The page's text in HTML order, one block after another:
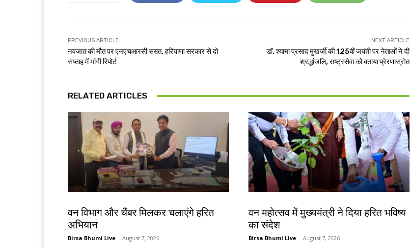
PREVIOUS ARTICLE
नवजात की मौत पर एनएचआरसी सख्त, हरियाणा सरकार से दो
सप्ताह में मांगी रिपोर्ट
NEXT ARTICLE
डॉ. श्यामा प्रसाद मुखर्जी की 125वीं जयंती पर नेताओं ने दी
श्रद्धांजलि, राष्ट्रसेवा को बताया प्रेरणास्रोत
RELATED ARTICLES
वन विभाग और चैंबर मिलकर चलाएंगे हरित
अभियान
Birsa Bhumi Live - August 7, 2026
वन महोत्सव में मुख्यमंत्री ने दिया हरित भविष्य
का संदेश
Birsa Bhumi Live - August 7, 2026